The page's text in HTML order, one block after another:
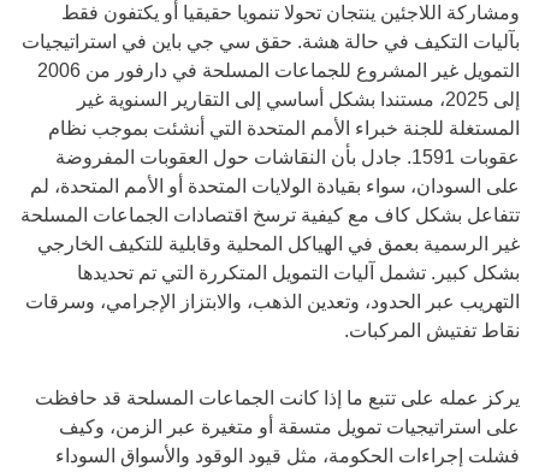
ومشاركة اللاجئين ينتجان تحولا تنمويا حقيقيا أو يكتفون فقط
بآليات التكيف في حالة هشة. حقق سي جي باين في استراتيجيات
التمويل غير المشروع للجماعات المسلحة في دارفور من 2006
إلى 2025، مستندا بشكل أساسي إلى التقارير السنوية غير
المستغلة للجنة خبراء الأمم المتحدة التي أنشئت بموجب نظام
عقوبات 1591. جادل بأن النقاشات حول العقوبات المفروضة
على السودان، سواء بقيادة الولايات المتحدة أو الأمم المتحدة، لم
تتفاعل بشكل كاف مع كيفية ترسخ اقتصادات الجماعات المسلحة
غير الرسمية بعمق في الهياكل المحلية وقابلية للتكيف الخارجي
بشكل كبير. تشمل آليات التمويل المتكررة التي تم تحديدها
التهريب عبر الحدود، وتعدين الذهب، والابتزاز الإجرامي، وسرقات
نقاط تفتيش المركبات.
يركز عمله على تتبع ما إذا كانت الجماعات المسلحة قد حافظت
على استراتيجيات تمويل متسقة أو متغيرة عبر الزمن، وكيف
فشلت إجراءات الحكومة، مثل قيود الوقود والأسواق السوداء